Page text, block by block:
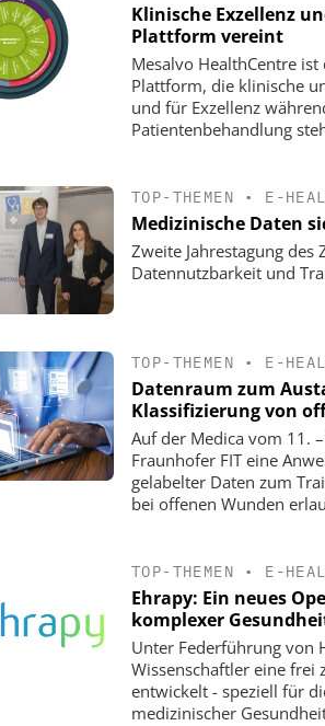
Klinische Exzellenz
Plattform vereint
Mesalvo HealthCentre
Plattform, die klinische
und für Exzellenz
Patientenbehandlung
TOP-THEMEN • E-
Medizinische Daten
Zweite Jahrestagung
Datennutzbarkeit und
TOP-THEMEN • E-
Datenraum zum
Klassifizierung von
Auf der Medica vom 11.
Fraunhofer FIT eine
gelabelter Daten zum
bei offenen Wunden
TOP-THEMEN • E-
Ehrapy: Ein neues
komplexer
​​​​​​​Unter Federführung von
Wissenschaftler eine frei
entwickelt - speziell für
medizinischer